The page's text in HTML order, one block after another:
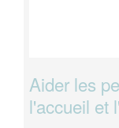
Aider les
l'accueil et